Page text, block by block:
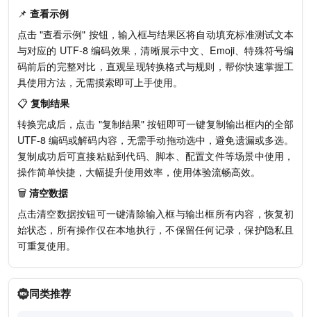
📌 查看示例
点击 "查看示例" 按钮，输入框与结果区将自动填充标准测试文本
与对应的 UTF-8 编码效果，清晰展示中文、Emoji、特殊符号编
码前后的完整对比，直观呈现转换格式与规则，帮你快速掌握工
具使用方法，无需摸索即可上手使用。
📋 复制结果
转换完成后，点击 "复制结果" 按钮即可一键复制输出框内的全部
UTF-8 编码或解码内容，无需手动拖动选中，避免遗漏或多选。
复制成功后可直接粘贴到代码、脚本、配置文件等场景中使用，
操作简单快捷，大幅提升使用效率，使用体验流畅高效。
🗑️ 清空数据
点击清空数据按钮可一键清除输入框与输出框所有内容，恢复初
始状态，所有操作仅在本地执行，不保留任何记录，保护隐私且
可重复使用。
同类推荐